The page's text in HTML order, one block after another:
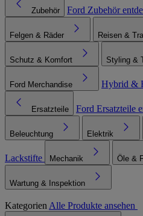
Zubehör Ford Zubehör
Felgen & Räder Reisen &
Schutz & Komfort Styling &
Ford Merchandise Hybrid &
Ersatzteile Ford Ersatzteile
Beleuchtung Elektrik
Lackstifte Mechanik Öle &
Wartung & Inspektion
Kategorien Alle Produkte ansehen